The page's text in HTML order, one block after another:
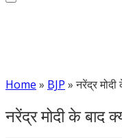
Home » BJP » नरेंद्र मोदी
नरेंद्र मोदी के बाद